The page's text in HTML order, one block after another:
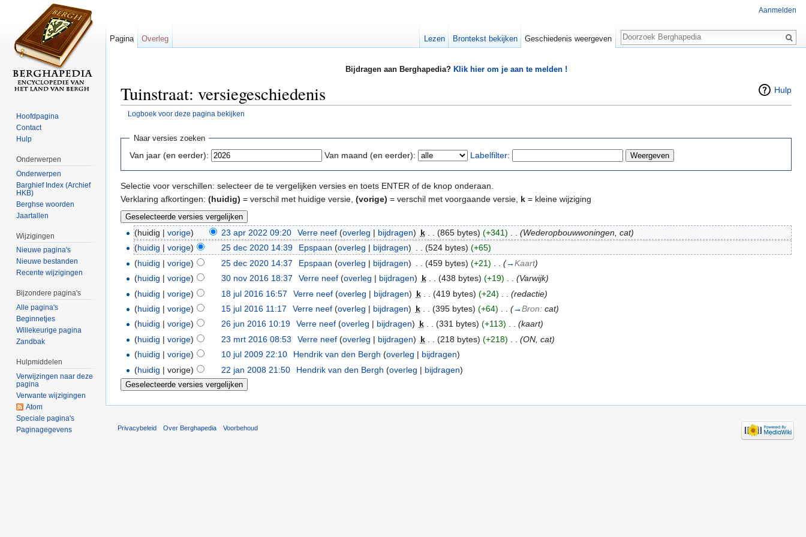
Bijdragen aan Berghapedia? Klik hier om je aan te melden !
Hulp
Tuinstraat: versiegeschiedenis
Logboek voor deze pagina bekijken
Naar versies zoeken
Van jaar (en eerder): Van maand (en eerder): Labelfilter:
Selectie voor verschillen: selecteer de te vergelijken versies en toets ENTER of de knop onderaan.
Verklaring afkortingen: (huidig) = verschil met huidige versie, (vorige) = verschil met voorgaande versie, k = kleine wijziging
(huidig |vorige) 23 apr 2022 09:20 Verre neef (overleg | bijdragen) k (865 bytes) (+341)
(Wederopbouwwoningen, cat)
(huidig |vorige) 25 dec 2020 14:39 Epspaan (overleg | bijdragen) . . (524 bytes) (+65)
(huidig |vorige) 25 dec 2020 14:37 Epspaan (overleg | bijdragen) (459 bytes) (+21) (→Kaart)
(huidig |vorige) 30 nov 2016 18:37 Verre neef (overleg | bijdragen) k (438 bytes) (+19)
(Varwijk)
(huidig |vorige) 18 jul 2016 16:57 Verre neef (overleg | bijdragen) k (419 bytes) (+24)
(redactie)
(huidig |vorige) 15 jul 2016 11:17 Verre neef (overleg | bijdragen) k (395 bytes) (+64) (→Bron: cat)
(huidig |vorige) 26 jun 2016 10:19 Verre neef (overleg | bijdragen) k . . (331 bytes) (+113) . . (kaart)
(huidig |vorige) 23 mrt 2016 08:53 Verre neef (overleg | bijdragen) k (218 bytes) (+218)
(ON, cat)
(huidig |vorige) 10 jul 2009 22:10 Hendrik van den Bergh (overleg | bijdragen)
(huidig | vorige) 22 jan 2008 21:50 Hendrik van den Bergh (overleg | bijdragen)
Aanmelden
Pagina Overleg Lezen Brontekst bekijken Geschiedenis weergeven
Zoeken
Hoofdpagina
Contact
Hulp
Onderwerpen
Onderwerpen
Barghief Index (Archief
HKB)
Berghse woorden
Jaartallen
Wijzigingen
Nieuwe pagina's
Nieuwe bestanden
Recente wijzigingen
Bijzondere pagina's
Alle pagina's
Beginnetjes
Willekeurige pagina
Zandbak
Hulpmiddelen
Verwijzingen naar deze
pagina
Verwante wijzigingen
Atom
Speciale pagina's
Paginagegevens
Privacybeleid Over Berghapedia Voorbehoud